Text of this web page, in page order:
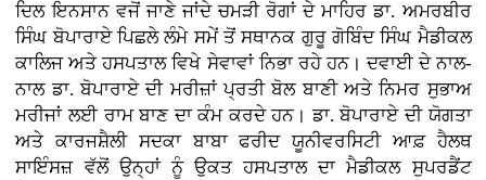
ਦਿਲ ਇਨਸਾਨ ਵਜੋਂ ਜਾਣੇ ਜਾਂਦੇ ਚਮੜੀ ਰੋਗਾਂ ਦੇ ਮਾਹਿਰ ਡਾ. ਅਮਰਬੀਰ
ਸਿੰਘ ਬੋਪਾਰਾਏ ਪਿਛਲੇ ਲੰਮੇ ਸਮੇਂ ਤੋਂ ਸਥਾਨਕ ਗੁਰੂ ਗੋਬਿੰਦ ਸਿੰਘ ਮੈਡੀਕਲ
ਕਾਲਿਜ ਅਤੇ ਹਸਪਤਾਲ ਵਿਖੇ ਸੇਵਾਵਾਂ ਨਿਭਾ ਰਹੇ ਹਨ। ਦਵਾਈ ਦੇ ਨਾਲ-
ਨਾਲ ਡਾ. ਬੋਪਾਰਾਏ ਦੀ ਮਰੀਜ਼ਾਂ ਪ੍ਰਤੀ ਬੋਲ ਬਾਣੀ ਅਤੇ ਨਿਮਰ ਸੁਭਾਅ
ਮਰੀਜਾਂ ਲਈ ਰਾਮ ਬਾਣ ਦਾ ਕੰਮ ਕਰਦੇ ਹਨ। ਡਾ. ਬੋਪਾਰਾਏ ਦੀ ਯੋਗਤਾ
ਅਤੇ ਕਾਰਜਸ਼ੈਲੀ ਸਦਕਾ ਬਾਬਾ ਫਰੀਦ ਯੂਨੀਵਰਸਿਟੀ ਆਫ਼ ਹੈਲਥ
ਸਾਇੰਸਜ਼ ਵੱਲੋਂ ਉਨ੍ਹਾਂ ਨੂੰ ਉਕਤ ਹਸਪਤਾਲ ਦਾ ਮੈਡੀਕਲ ਸੁਪਰਡੈਂਟ